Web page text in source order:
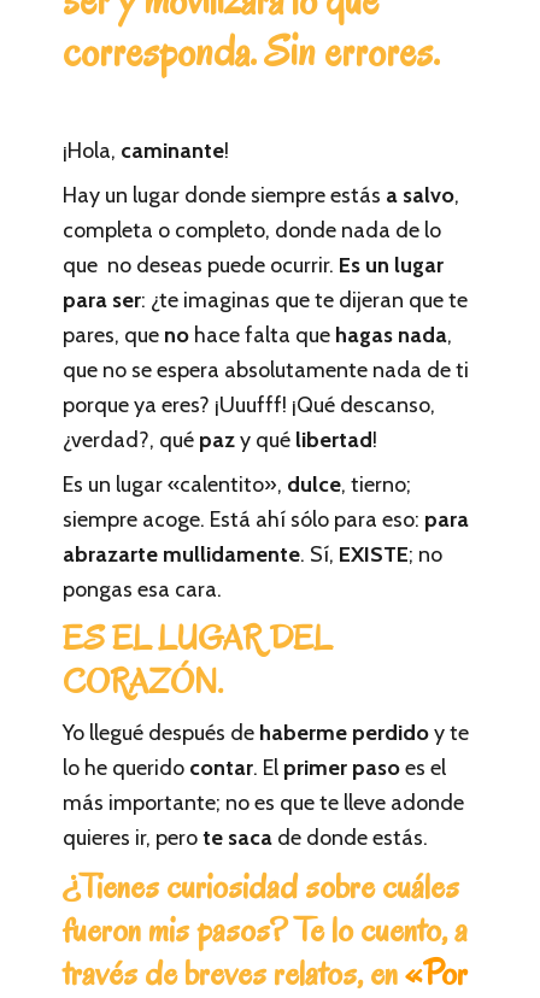
corresponda. Sin errores.
¡Hola, caminante!
Hay un lugar donde siempre estás a salvo,
completa o completo, donde nada de lo
que no deseas puede ocurrir. Es un lugar
para ser: ¿te imaginas que te dijeran que te
pares, que no hace falta que hagas nada,
que no se espera absolutamente nada de ti
porque ya eres? ¡Uuufff! ¡Qué descanso,
¿verdad?, qué pazy qué libertad!
Es un lugar «calentito», dulce, tierno;
siempre acoge. Está ahí sólo para eso: para
abrazarte mullidamente. Sí, EXISTE; no
pongas esa cara.
ES EL LUGAR DEL
CORAZÓN.
Yo llegué después de haberme perdidoy te
lo he querido contar. El primer pasoes el
más importante; no es que te lleve adonde
quieres ir, perote saca de donde estás.
¿Tienes curiosidad sobre cuáles
fueron mis pasos? Te lo cuento, a
través de breves relatos, en«Por